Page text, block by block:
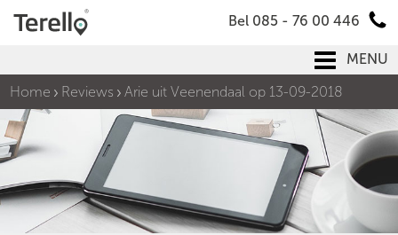
Bel 085 - 76 00 446
MENU
Home
Reviews Arie uit Veenendaal op 13-09-2018